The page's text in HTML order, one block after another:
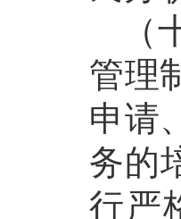
（
管理
申请
务的
行严